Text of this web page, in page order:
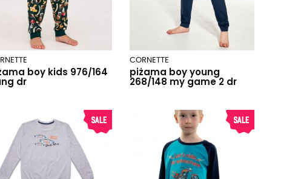
boy kids 976/164
dr
CORNETTE
piżama boy young
268/148 my game 2 dr